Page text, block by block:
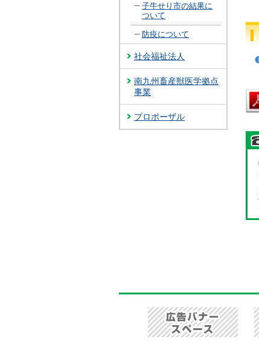
子牛せり市の結果に
ついて
防疫について
社会福祉法人
南九州畜産獣医学拠点
事業
プロポーザル